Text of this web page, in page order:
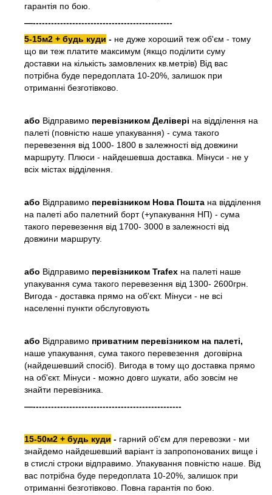
гарантія по бою.
—----------------------------------------------
5-15м2 + будь куди - не дуже хороший теж об'єм - тому
що ви теж платите максимум (якщо поділити суму
доставки на кількість замовлених кв.метрів) Від вас
потрібна буде передоплата 10-20%, залишок при
отриманні безготівково.
або Відправимо перевізником Делівері на відділення на
палеті (повністю наше упакування) - сума такого
перевезення від 1000- 1800 в залежності від довжини
маршруту. Плюси - найдешевша доставка. Мінуси - не у
всіх містах відділення.
або Відправимо перевізником Нова Пошта на відділення
на палеті або палетний борт (+упакування НП) - сума
такого перевезення від 1700- 3000 в залежності від
довжини маршруту.
або Відправимо перевізником Trafex на палеті наше
упакування сума такого перевезення від 1300- 2600грн.
Вигода - доставка прямо на об'єкт. Мінуси - не всі
населенні пункти обслуговують
або Відправимо приватним перевізником на палеті,
наше упакування, сума такого перевезення договірна
(найдешевший спосіб). Вигода в тому що доставка прямо
на об'єкт. Мінуси - можно довго шукати, або зовсім не
знайти перевізника.
—-------------------------------------------------
15-50м2 + будь куди - гарний об'єм для перевозки - ми
знайдемо найдешевший варіант із запропонованих вище і
в стислі строки відправимо. Упакування повністю наше. Від
вас потрібна буде передоплата 10-20%, залишок при
отриманні безготівково. Повна гарантія по бою.